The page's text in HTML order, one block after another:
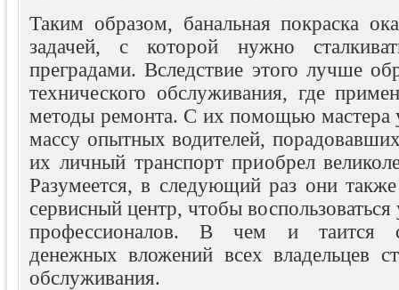
Таким образом, банальная покраска
задачей, с которой нужно
преградами. Вследствие этого лучше
технического обслуживания, где
методы ремонта. С их помощью мастера
массу опытных водителей,
их личный транспорт приобрел
Разумеется, в следующий раз они
сервисный центр, чтобы
профессионалов. В чем и таится
денежных вложений всех владельцев
обслуживания.